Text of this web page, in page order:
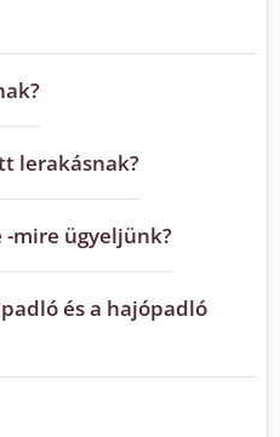
lerakásnak?
mire ügyeljünk?
és a hajópadló